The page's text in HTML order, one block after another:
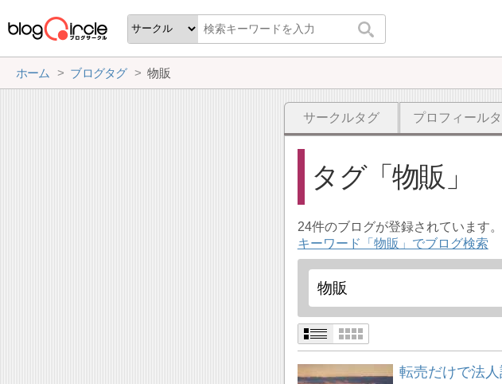
ホーム ブログタグ 物販
サークルタグ プロフィール
タグ 物販
24件のブログが登録されています。
キーワード「物販」でブログ検索
転売だけで法